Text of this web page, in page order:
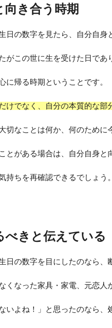
向き合う時期
日の数字を見たら、自分自身
がこの世に生を受けた日であ
に帰る時期ということです。
けでなく、自分の本質的な部
切なことは何か、何のために
とがある場合は、自分自身と
持ちを再確認できるでしょう。
べきと伝えている
日の数字を目にしたのなら、
くなった家具・家電、元恋人
いよね！」と思ったのなら、